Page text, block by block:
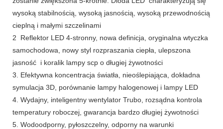
wysoką stabilnością, wysoką jasnością, wysoką przewodnością
cieplną i małymi szczelinami
2 Reflektor LED 4-stronny, nowa definicja, oryginalna wtyczka
samochodowa, nowy styl rozpraszania ciepła, ulepszona
jasność i koralik lampy scp o długiej żywotności
3. Efektywna koncentracja światła, nieoślepiająca, dokładna
symulacja 3D, porównanie lampy halogenowej i lampy LED
4. Wydajny, inteligentny wentylator Trubo, rozsądna kontrola
temperatury roboczej, gwarancja bardzo długiej żywotności
5. Wodoodporny, pyłoszczelny, odporny na warunki